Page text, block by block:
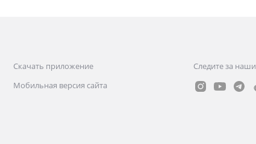
Скачать приложение
Мобильная версия сайта
Следите за